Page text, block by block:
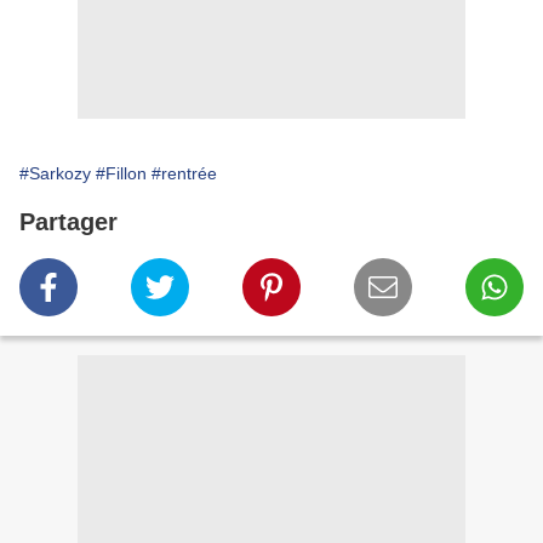
#Sarkozy #Fillon #rentrée
Partager